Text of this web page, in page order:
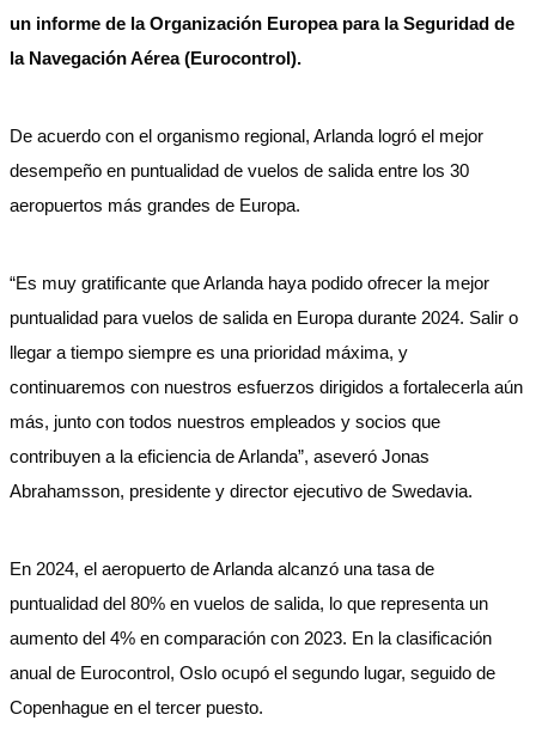
un informe de la Organización Europea para la Seguridad de
la Navegación Aérea (Eurocontrol).
De acuerdo con el organismo regional, Arlanda logró el mejor
desempeño en puntualidad de vuelos de salida entre los 30
aeropuertos más grandes de Europa.
“Es muy gratificante que Arlanda haya podido ofrecer la mejor
puntualidad para vuelos de salida en Europa durante 2024. Salir o
llegar a tiempo siempre es una prioridad máxima, y
continuaremos con nuestros esfuerzos dirigidos a fortalecerla aún
más, junto con todos nuestros empleados y socios que
contribuyen a la eficiencia de Arlanda”, aseveró Jonas
Abrahamsson, presidente y director ejecutivo de Swedavia.
En 2024, el aeropuerto de Arlanda alcanzó una tasa de
puntualidad del 80% en vuelos de salida, lo que representa un
aumento del 4% en comparación con 2023. En la clasificación
anual de Eurocontrol, Oslo ocupó el segundo lugar, seguido de
Copenhague en el tercer puesto.